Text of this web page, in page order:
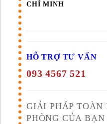
CHÍ MINH
HỖ TRỢ TƯ VẤN
093 4567 521
GIẢI PHÁP TOÀN
PHÒNG CỦA BẠN